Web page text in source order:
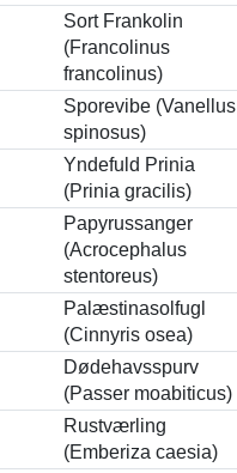
Sort Frankolin
(Francolinus
francolinus)
Sporevibe (Vanellus
spinosus)
Yndefuld Prinia
(Prinia gracilis)
Papyrussanger
(Acrocephalus
stentoreus)
Palæstinasolfugl
(Cinnyris osea)
Dødehavsspurv
(Passer moabiticus)
Rustværling
(Emberiza caesia)